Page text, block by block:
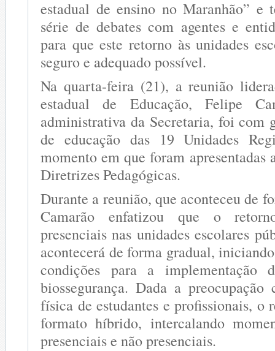
estadual de ensino no Maranhão” e
série de debates com agentes e
para que este retorno às unidades
seguro e adequado possível.
Na quarta-feira (21), a reunião
estadual de Educação, Felipe
administrativa da Secretaria, foi com
de educação das 19 Unidades
momento em que foram apresentadas
Diretrizes Pedagógicas.
Durante a reunião, que aconteceu de
Camarão enfatizou que o
presenciais nas unidades escolares
acontecerá de forma gradual,
condições para a implementação
biossegurança. Dada a
física de estudantes e profissionais, o
formato híbrido, intercalando
presenciais e não presenciais.